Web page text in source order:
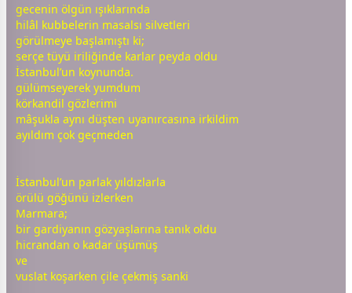
gecenin ölgün ışıklarında
hilâl kubbelerin masalsı silvetleri
görülmeye başlamıştı ki;
serçe tüyü iriliğinde karlar peyda oldu
İstanbul’un koynunda.
gülümseyerek yumdum
körkandil gözlerimi
mâşukla aynı düşten uyanırcasına irkildim
ayıldım çok geçmeden
İstanbul’un parlak yıldızlarla
örülü göğünü izlerken
Marmara;
bir gardiyanın gözyaşlarına tanık oldu
hicrandan o kadar üşümüş
ve
vuslat koşarken çile çekmiş sanki